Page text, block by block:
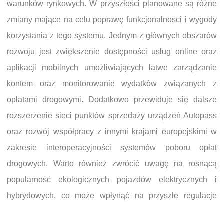
warunków rynkowych. W przyszłości planowane są różne
zmiany mające na celu poprawę funkcjonalności i wygody
korzystania z tego systemu. Jednym z głównych obszarów
rozwoju jest zwiększenie dostępności usług online oraz
aplikacji mobilnych umożliwiających łatwe zarządzanie
kontem oraz monitorowanie wydatków związanych z
opłatami drogowymi. Dodatkowo przewiduje się dalsze
rozszerzenie sieci punktów sprzedaży urządzeń Autopass
oraz rozwój współpracy z innymi krajami europejskimi w
zakresie interoperacyjności systemów poboru opłat
drogowych. Warto również zwrócić uwagę na rosnącą
popularność ekologicznych pojazdów elektrycznych i
hybrydowych, co może wpłynąć na przyszłe regulacje